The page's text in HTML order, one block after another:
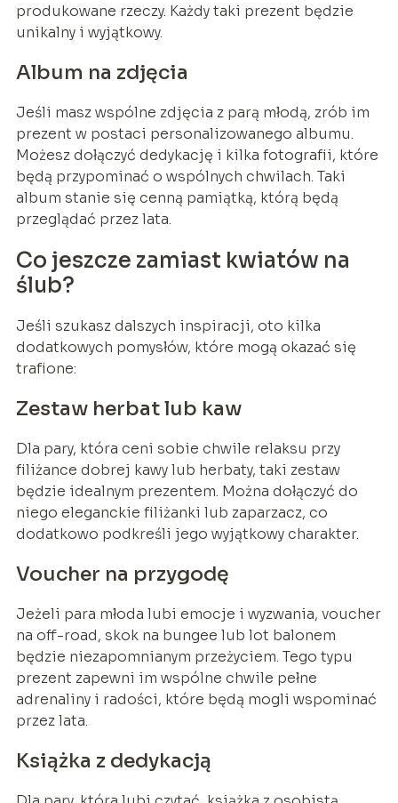
produkowane rzeczy. Każdy taki prezent będzie
unikalny i wyjątkowy.
Album na zdjęcia
Jeśli masz wspólne zdjęcia z parą młodą, zrób im
prezent w postaci personalizowanego albumu.
Możesz dołączyć dedykację i kilka fotografii, które
będą przypominać o wspólnych chwilach. Taki
album stanie się cenną pamiątką, którą będą
przeglądać przez lata.
Co jeszcze zamiast kwiatów na
ślub?
Jeśli szukasz dalszych inspiracji, oto kilka
dodatkowych pomysłów, które mogą okazać się
trafione:
Zestaw herbat lub kaw
Dla pary, która ceni sobie chwile relaksu przy
filiżance dobrej kawy lub herbaty, taki zestaw
będzie idealnym prezentem. Można dołączyć do
niego eleganckie filiżanki lub zaparzacz, co
dodatkowo podkreśli jego wyjątkowy charakter.
Voucher na przygodę
Jeżeli para młoda lubi emocje i wyzwania, voucher
na off-road, skok na bungee lub lot balonem
będzie niezapomnianym przeżyciem. Tego typu
prezent zapewni im wspólne chwile pełne
adrenaliny i radości, które będą mogli wspominać
przez lata.
Książka z dedykacją